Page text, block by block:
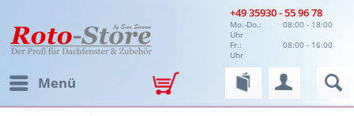
+49 35930 - 55 96 78
Mo.-Do.:
08:00 - 18:00
Uhr
Fr.:
08:00 - 16:00
Uhr
Menü